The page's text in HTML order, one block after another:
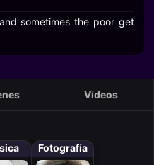
sometimes the poor get
Vídeos
Fotografía